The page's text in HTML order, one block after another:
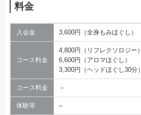
料金
入会金 3,600円（全身もみほぐし）
コース料金
4,800円（リフレクソロジー）
6,600円（アロマほぐし）
3,300円（ヘッドほぐし30分）
コース料金 －
体験等 –